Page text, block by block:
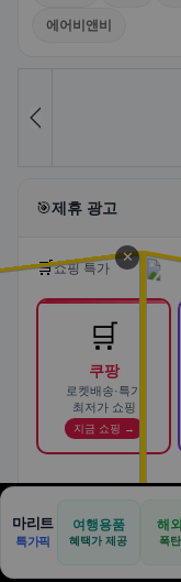
에어비앤비
🎯제휴 광고
🛒쇼핑 특가
🛒
쿠팡
로켓배송·특가
최저가 쇼핑
지금 쇼핑 →
🚗
합리적으로
카슐랭 · 신차 장
🏠
✈️
공항
🏠 📝
견적
✕
마리트
특가픽
여행용품
혜택가 제공
해
폭